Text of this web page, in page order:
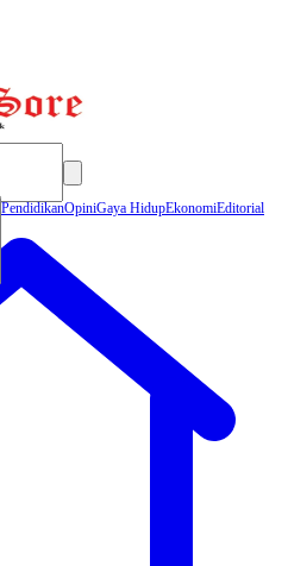
PendidikanOpiniGaya HidupEkonomiEditorial